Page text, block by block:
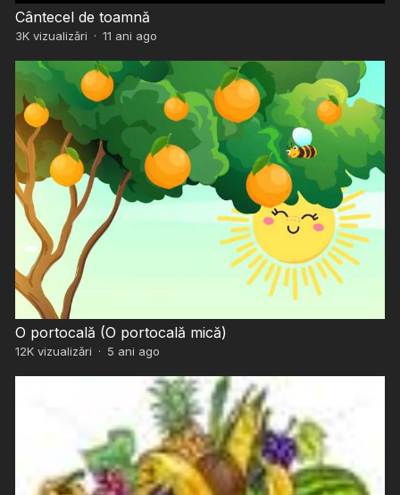
Cântecel de toamnă
3Kvizualizări · 11 ani ago
O portocală (O portocală mică)
12Kvizualizări · 5 ani ago